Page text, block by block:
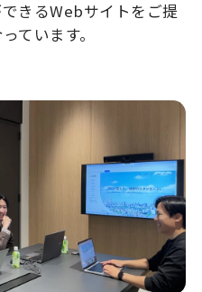
きるWebサイトをご提
ています。